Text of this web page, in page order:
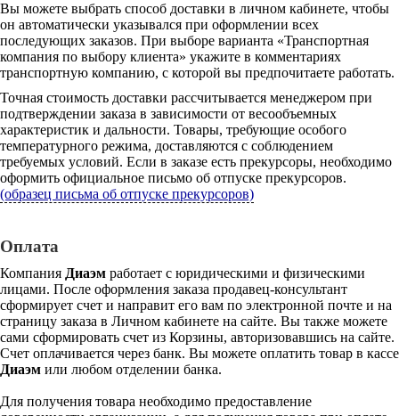
Вы можете выбрать способ доставки в личном кабинете, чтобы
он автоматически указывался при оформлении всех
последующих заказов. При выборе варианта «Транспортная
компания по выбору клиента» укажите в комментариях
транспортную компанию, с которой вы предпочитаете работать.
Точная стоимость доставки рассчитывается менеджером при
подтверждении заказа в зависимости от весообъемных
характеристик и дальности. Товары, требующие особого
температурного режима, доставляются с соблюдением
требуемых условий. Если в заказе есть прекурсоры, необходимо
оформить официальное письмо об отпуске прекурсоров.
(образец письма об отпуске прекурсоров)
Оплата
Компания Диаэм работает с юридическими и физическими
лицами. После оформления заказа продавец-консультант
сформирует счет и направит его вам по электронной почте и на
страницу заказа в Личном кабинете на сайте. Вы также можете
сами сформировать счет из Корзины, авторизовавшись на сайте.
Счет оплачивается через банк. Вы можете оплатить товар в кассе
Диаэм или любом отделении банка.
Для получения товара необходимо предоставление